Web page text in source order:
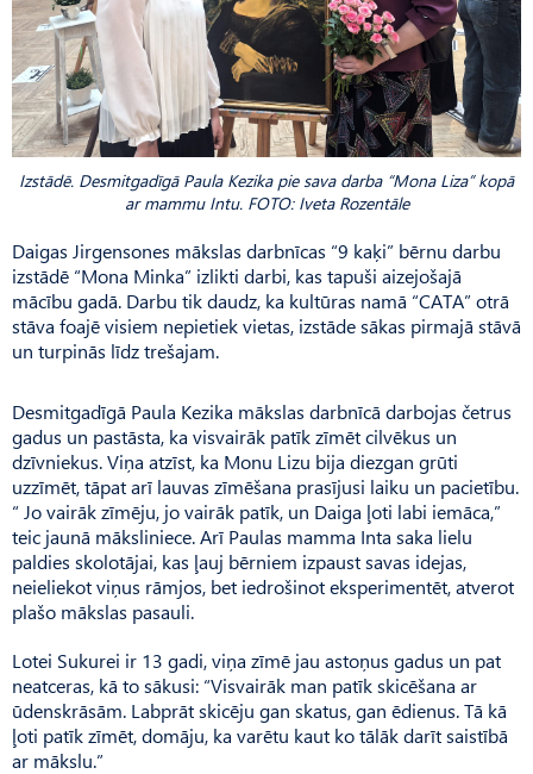
Izstādē. Desmitgadīgā Paula Kezika pie sava darba “Mona Liza” kopā
ar mammu Intu. FOTO: Iveta Rozentāle
Daigas Jirgensones mākslas darbnīcas “9 kaķi” bērnu darbu
izstādē “Mona Minka” izlikti darbi, kas tapuši aizejošajā
mācību gadā. Darbu tik daudz, ka kultūras namā “CATA” otrā
stāva foajē visiem nepietiek vietas, izstāde sākas pirmajā stāvā
un turpinās līdz trešajam.
Desmitgadīgā Paula Kezika mākslas darbnīcā darbojas četrus
gadus un pastāsta, ka visvairāk patīk zīmēt cilvēkus un
dzīvniekus. Viņa atzīst, ka Monu Lizu bija diezgan grūti
uzzīmēt, tāpat arī lauvas zīmēšana prasījusi laiku un pacietību.
“ Jo vairāk zīmēju, jo vairāk patīk, un Daiga ļoti labi iemāca,”
teic jaunā māksliniece. Arī Paulas mamma Inta saka lielu
paldies skolotājai, kas ļauj bērniem izpaust savas idejas,
neieliekot viņus rāmjos, bet iedrošinot eksperimentēt, atverot
plašo mākslas pasauli.
Lotei Sukurei ir 13 gadi, viņa zīmē jau astoņus gadus un pat
neatceras, kā to sākusi: “Visvairāk man patīk skicēšana ar
ūdenskrāsām. Labprāt skicēju gan skatus, gan ēdienus. Tā kā
ļoti patīk zīmēt, domāju, ka varētu kaut ko tālāk darīt saistībā
ar mākslu.”